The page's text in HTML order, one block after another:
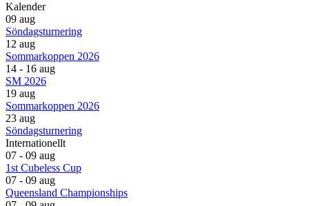
Kalender
09 aug
Söndagsturnering
12 aug
Sommarkoppen 2026
14 - 16 aug
SM 2026
19 aug
Sommarkoppen 2026
23 aug
Söndagsturnering
Internationellt
07 - 09 aug
1st Cubeless Cup
07 - 09 aug
Queensland Championships